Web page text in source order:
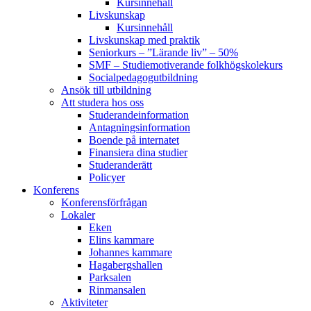
Kursinnehåll
Livskunskap
Kursinnehåll
Livskunskap med praktik
Seniorkurs – ”Lärande liv” – 50%
SMF – Studiemotiverande folkhögskolekurs
Socialpedagog­utbildning
Ansök till utbildning
Att studera hos oss
Studerande­information
Antagningsinformation
Boende på internatet
Finansiera dina studier
Studeranderätt
Policyer
Konferens
Konferens­förfrågan
Lokaler
Eken
Elins kammare
Johannes kammare
Hagabergshallen
Parksalen
Rinmansalen
Aktiviteter